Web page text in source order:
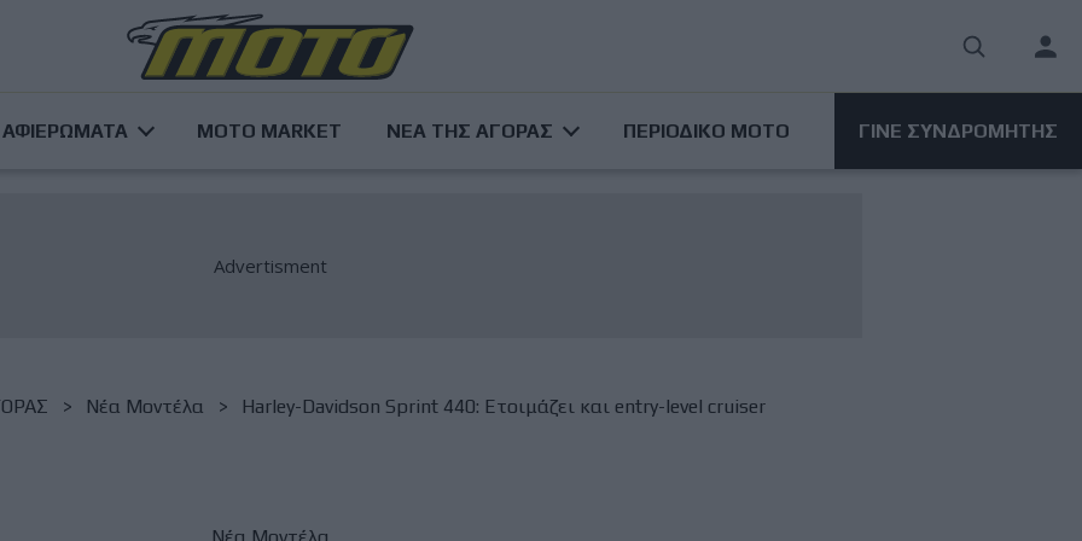
User
ΑΦΙΕΡΩΜΑΤΑ MOTO MARKET ΝΕΑ ΤΗΣ ΑΓΟΡΑΣ ΠΕΡΙΟΔΙΚΟ ΜΟΤΟ ΓΙΝΕ ΣΥΝΔΡΟΜΗΤΗΣ
Νέα Μοντέλα Harley-Davidson Sprint 440: Ετοιμάζει και entry-level cruiser